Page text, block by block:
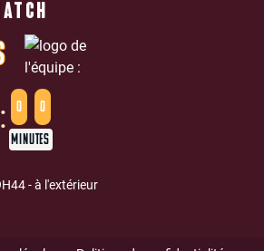
: 0 0
MINUTES
- à l'extérieur